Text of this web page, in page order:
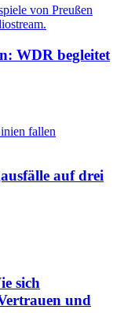
WDR begleitet
auf drei
sich
und